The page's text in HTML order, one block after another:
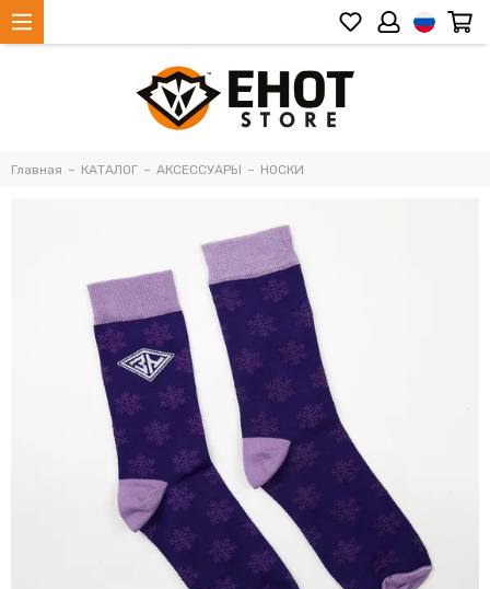
Главная КАТАЛОГ АКСЕССУАРЫ НОСКИ